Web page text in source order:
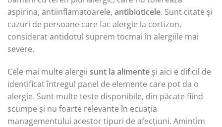
aspirina, antiinflamatoarele, antibioticele. Sunt citate și
cazuri de persoane care fac alergie la cortizon,
considerat antidotul suprem tocmai în alergiile mai
severe.
Cele mai multe alergii sunt la alimente și aici e dificil de
identificat întregul panel de elemente care pot da o
alergie. Sunt multe teste disponibile, din păcate fiind
scumpe și nu foarte relevante în ecuația
managementului acestor tipuri de afecțiuni. Amintim